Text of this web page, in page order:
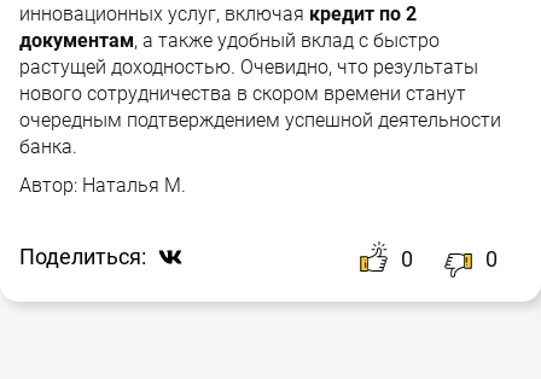
инновационных услуг, включая кредит по 2
документам, а также удобный вклад с быстро
растущей доходностью. Очевидно, что результаты
нового сотрудничества в скором времени станут
очередным подтверждением успешной деятельности
банка.
Автор: Наталья М.
Поделиться: 0 0